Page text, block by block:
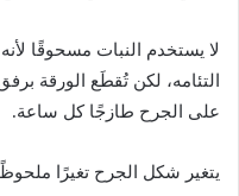
لا يستخدم النبات مسحوقًا
التئامه، لكن تُقطَع الورقة
على الجرح طازجًا كل ساعة.
يتغير شكل الجرح تغيرًا ملحوظًا فى